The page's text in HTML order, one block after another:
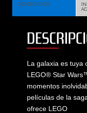
cantidad
DESCRIPCIÓN
La galaxia es tuya
LEGO® Star
momentos
películas de la
ofrece LEGO